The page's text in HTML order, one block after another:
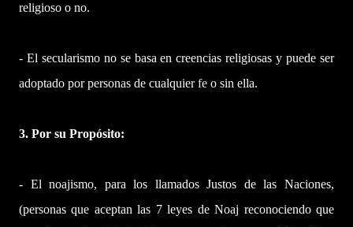
religioso o no.
- El secularismo no se basa en creencias religiosas y puede ser
adoptado por personas de cualquier fe o sin ella.
3. Por su Propósito:
- El noajismo, para los llamados Justos de las Naciones,
(personas que aceptan las 7 leyes de Noaj reconociendo que